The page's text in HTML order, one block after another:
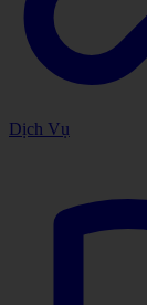
Dịch Vụ